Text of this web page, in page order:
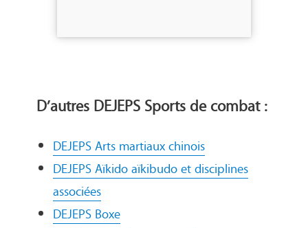
D’autres DEJEPS Sports de combat :
DEJEPS Arts martiaux chinois
DEJEPS Aïkido aïkibudo et disciplines
associées
DEJEPS Boxe